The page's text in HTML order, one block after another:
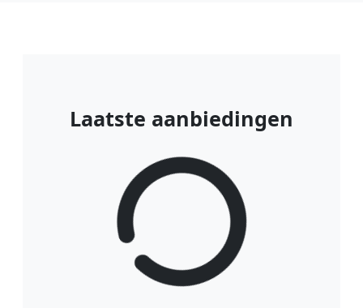
Laatste aanbiedingen